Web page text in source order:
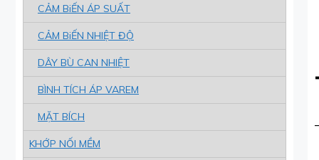
CẢM BiẾN ÁP SUẤT
CẢM BiẾN NHIỆT ĐỘ
DÂY BÙ CAN NHIỆT
BÌNH TÍCH ÁP VAREM
MẶT BÍCH
KHỚP NỐI MỀM